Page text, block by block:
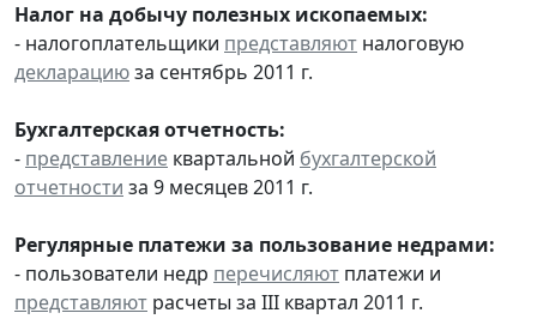
Налог на добычу полезных ископаемых:
- налогоплательщики представляют налоговую
декларациюза сентябрь 2011 г.
Бухгалтерская отчетность:
- представление квартальной бухгалтерской
отчетности за 9 месяцев 2011 г.
Регулярные платежи за пользование недрами:
- пользователи недр перечисляют платежи и
представляют расчеты за III квартал 2011 г.